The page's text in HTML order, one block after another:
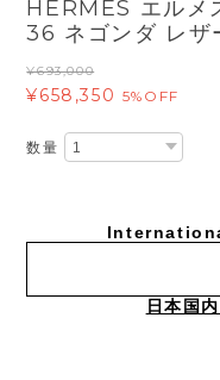
HERMES エルメ
36 ネゴンダ レザ
¥693,000
¥658,350 5%OFF
数量
日本国